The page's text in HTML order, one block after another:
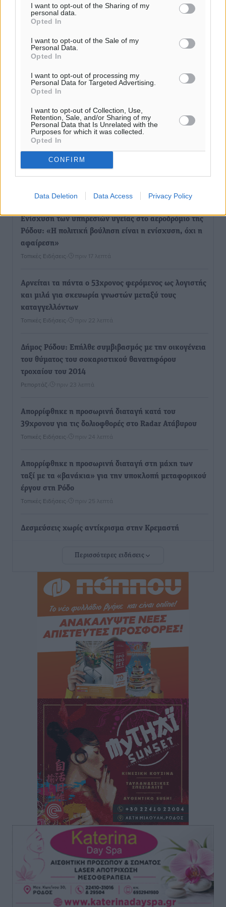
I want to opt-out of the Sharing of my
personal data.
Opted In
I want to opt-out of the Sale of my
Personal Data.
Opted In
I want to opt-out of processing my
Personal Data for Targeted Advertising.
Opted In
I want to opt-out of Collection, Use,
Retention, Sale, and/or Sharing of my
Personal Data that Is Unrelated with the
Purposes for which it was collected.
Opted In
CONFIRM
Data Deletion Data Access Privacy Policy
Ενίσχυση των υπηρεσιών υγείας στο αεροδρόμιο της
Ρόδου: «Η πολιτική βούληση είναι η ενίσχυση, όχι η
αφαίρεση»
Τοπικές Ειδήσεις πριν 17 λεπτά
Αρνείται τα πάντα ο 53χρονος φερόμενος ως λογιστής
και μιλά για σκευωρία γνωστών μεταξύ τους
καταγγελλόντων
Τοπικές Ειδήσεις πριν 22 λεπτά
Δήμος Ρόδου: Επήλθε συμβιβασμός με την οικογένεια
του θύματος του σοκαριστικού θανατηφόρου
τροχαίου του 2014
Ρεπορτάζ πριν 23 λεπτά
Απορρίφθηκε η προσωρινή διαταγή κατά του
39χρονου για τις δολιοφθορές στο Radar Ατάβυρου
Τοπικές Ειδήσεις πριν 24 λεπτά
Απορρίφθηκε η προσωρινή διαταγή στη μάχη των
ταξί με τα «βανάκια» για την υποκλοπή μεταφορικού
έργου στη Ρόδο
Τοπικές Ειδήσεις πριν 25 λεπτά
Δεσμεύσεις χωρίς αντίκρισμα στην Κρεμαστή
μπορεί να αποτελέσει τη δεύτερη μεγάλη δύναμη της
Ρόδου»
πριν 27 λεπτά
Οικοδομική «ανάσα» στη Ρόδο: Αυξάνονται οι άδειες,
οι επεκτάσεις, οι ενεργειακές αναβαθμίσεις σε
ολόκληρο το νησί
πριν 28 λεπτά
Στη Ρόδο απολαμβάνει τις καλοκαιρινές της διακοπές
η Φαίη Σκορδά
Τοπικές Ειδήσεις πριν 29 λεπτά
Χειρουργικές ομάδες στην Κάλυμνο: Το νέο μοντέλο
του ΕΣΥ φέρνει τις επεμβάσεις κοντά στους νησιώτες
Ρεπορτάζ • πριν 31 λεπτά
Οι χειροπέδες στην Πάρο έδεσαν τα χέρια όλης της
Αυτοδιοίκησης
Δημο-Κρίσεις• πριν 32 λεπτά
Δωρεάν τριήμερη κτηνιατρική δράση στη Μεγίστη,
από τη Λέσχη Lions Καστελλορίζου
Ρεπορτάζ πριν 33 λεπτά
Περισσότερες ειδήσεις